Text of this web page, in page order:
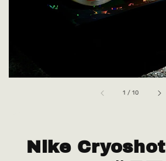
1 /10
Nike Cryoshot